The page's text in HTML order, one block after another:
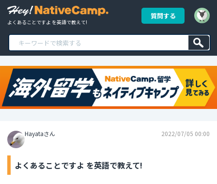
よくあることですよ を英語で教えて!
質問する
Hayataさん 2022/07/05 00:00
よくあることですよ を英語で教えて!